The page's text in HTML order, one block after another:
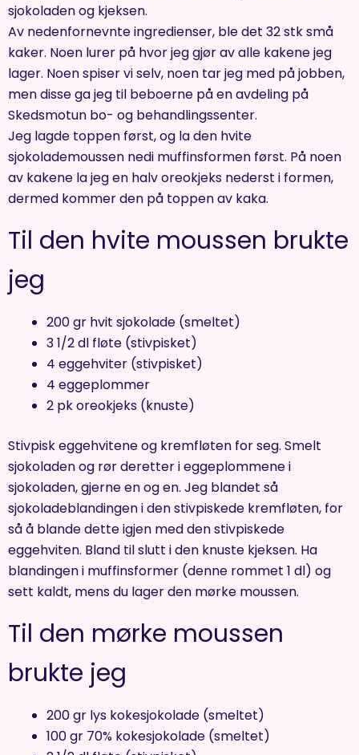
sjokoladen og kjeksen.
Av nedenfornevnte ingredienser, ble det 32 stk små
kaker. Noen lurer på hvor jeg gjør av alle kakene jeg
lager. Noen spiser vi selv, noen tar jeg med på jobben,
men disse ga jeg til beboerne på en avdeling på
Skedsmotun bo- og behandlingssenter.
Jeg lagde toppen først, og la den hvite
sjokolademoussen nedi muffinsformen først. På noen
av kakene la jeg en halv oreokjeks nederst i formen,
dermed kommer den på toppen av kaka.
Til den hvite moussen brukte
jeg
200 gr hvit sjokolade (smeltet)
3 1/2 dl fløte (stivpisket)
4 eggehviter (stivpisket)
4 eggeplommer
2 pk oreokjeks (knuste)
Stivpisk eggehvitene og kremfløten for seg. Smelt
sjokoladen og rør deretter i eggeplommene i
sjokoladen, gjerne en og en. Jeg blandet så
sjokoladeblandingen i den stivpiskede kremfløten, for
så å blande dette igjen med den stivpiskede
eggehviten. Bland til slutt i den knuste kjeksen. Ha
blandingen i muffinsformer (denne rommet 1 dl) og
sett kaldt, mens du lager den mørke moussen.
Til den mørke moussen
brukte jeg
200 gr lys kokesjokolade (smeltet)
100 gr 70% kokesjokolade (smeltet)